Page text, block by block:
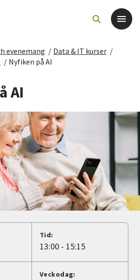
evenemang
evenemang / Data & IT kurser /
/ Nyfiken på AI
AI
Tid:
13:00 - 15:15
Veckodag: